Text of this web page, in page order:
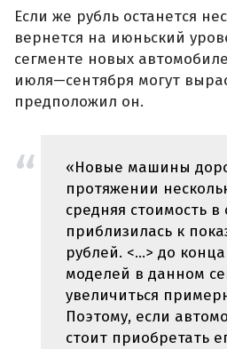
Если же рубль останется
вернется на июньский
сегменте новых
июля—сентября могут
предположил он.
«Новые машины
протяжении
средняя стоимость в
приблизилась к
рублей. <…> до
моделей в данном
увеличиться
Поэтому, если
стоит приобретать